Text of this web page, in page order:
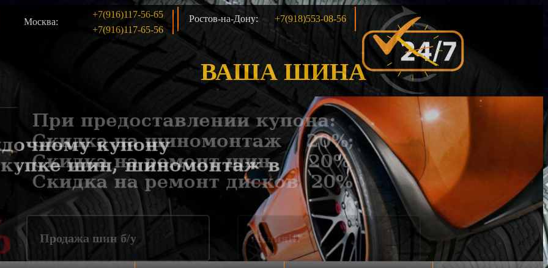
Москва:
+7(916)117-56-65
+7(916)117-65-56
Ростов-на-Дону: +7(918)553-08-56
ВАША ШИНА